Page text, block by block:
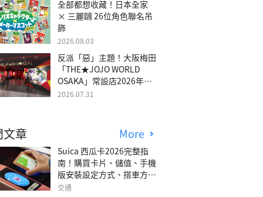
全部都想收藏！日本全家
× 三麗鷗 26位角色聯名吊
飾
2026.08.03
反派「惡」主題！大阪梅田
「THE★JOJO WORLD
OSAKA」常設店2026年冬
季開幕
2026.07.31
章 More
Suica 西瓜卡2026完整指
南！購買卡片、儲值、手機
版安裝設定方式、搭車方
法、常見問題解答！
交通